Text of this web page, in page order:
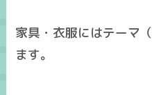
家具・衣服にはテーマ
ます。